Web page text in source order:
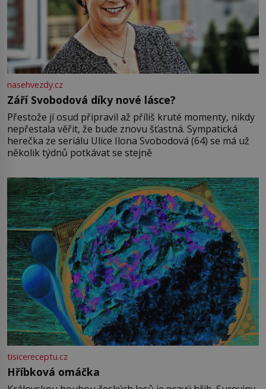
nasehvezdy.cz
Září Svobodová díky nové lásce?
Přestože jí osud připravil až příliš kruté momenty, nikdy
nepřestala věřit, že bude znovu šťastná. Sympatická
herečka ze seriálu Ulice Ilona Svobodová (64) se má už
několik týdnů potkávat se stejně
tisicereceptu.cz
Hříbková omáčka